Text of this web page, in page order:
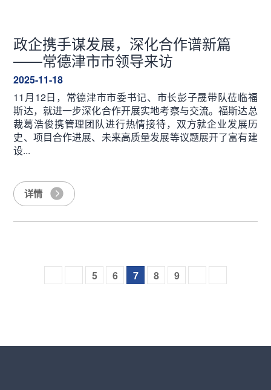
政企携手谋发展，深化合作谱新篇
——常德津市市领导来访
2025-11-18
11月12日，常德津市市委书记、市长彭子晟带队莅临福
斯达，就进一步深化合作开展实地考察与交流。福斯达总
裁葛浩俊携管理团队进行热情接待，双方就企业发展历
史、项目合作进展、未来高质量发展等议题展开了富有建
设...
详情
5 6 7 8 9